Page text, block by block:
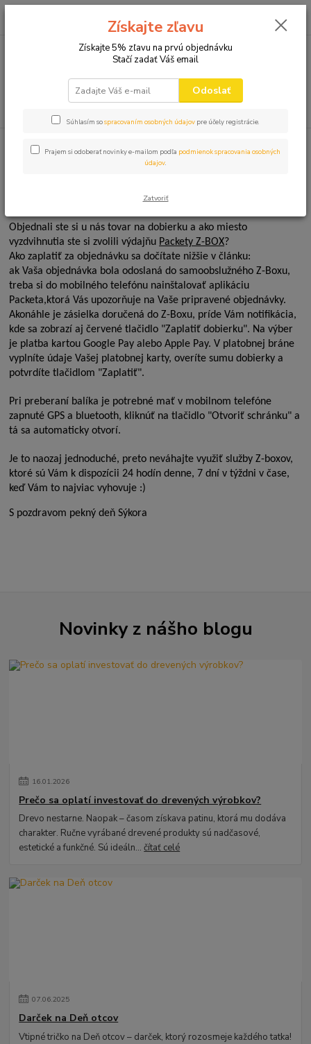
0,00 EUR
Objednali ste si u nás tovar na dobierku a ako miesto
vyzdvihnutia ste si zvolili výdajňu Packety Z-BOX?
Ako zaplatiť za objednávku sa dočítate nižšie v článku:
ak Vaša objednávka bola odoslaná do samoobslužného Z-Boxu,
treba si do mobilného telefónu nainštalovať aplikáciu
Packeta,ktorá Vás upozorňuje na Vaše pripravené objednávky.
Akonáhle je zásielka doručená do Z-Boxu, príde Vám notifikácia,
kde sa zobrazí aj červené tlačidlo "Zaplatiť dobierku". Na výber
je platba kartou Google Pay alebo Apple Pay. V platobnej bráne
vyplníte údaje Vašej platobnej karty, overíte sumu dobierky a
potvrdíte tlačidlom "Zaplatiť".
Pri preberaní balíka je potrebné mať v mobilnom telefóne
zapnuté GPS a bluetooth, kliknúť na tlačidlo "Otvoriť schránku" a
tá sa automaticky otvorí.
Je to naozaj jednoduché, preto neváhajte využiť služby Z-boxov,
ktoré sú Vám k dispozícii 24 hodín denne, 7 dní v týždni v čase,
keď Vám to najviac vyhovuje :)
S pozdravom pekný deň Sýkora
Novinky z nášho blogu
16.01.2026
Prečo sa oplatí investovať do drevených výrobkov?
Drevo nestarne. Naopak – časom získava patinu, ktorá mu dodáva
charakter. Ručne vyrábané drevené produkty sú nadčasové,
estetické a funkčné. Sú ideáln...čítať celé
07.06.2025
Darček na Deň otcov
Vtipné tričko na Deň otcov – darček, ktorý rozosmeje každého tatka!
Získajte zľavu
Získajte 5% zľavu na prvú objednávku
Stačí zadať Váš email
Odoslať
Súhlasím sospracovaním osobných údajov pre účely registrácie.
Prajem si odoberať novinky e-mailom podľa podmienok spracovania osobných
údajov.
Zatvoriť